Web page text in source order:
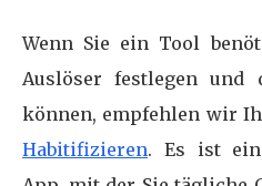
Wenn Sie ein Tool
Auslöser festlegen und
können, empfehlen wir
Habitifizieren. Es ist